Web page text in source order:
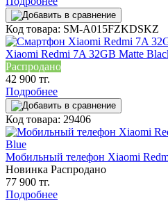
Код товара: SM-A015FZKDSKZ
Xiaomi Redmi 7A 32GB Matte
Распродано
42 900 тг.
Подробнее
Код товара: 29406
Мобильный телефон Xiaomi
Новинка Распродано
77 900 тг.
Подробнее